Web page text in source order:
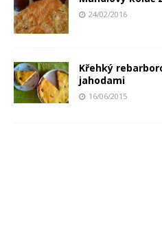
24/02/2016
Křehký
jahodami
16/06/2015